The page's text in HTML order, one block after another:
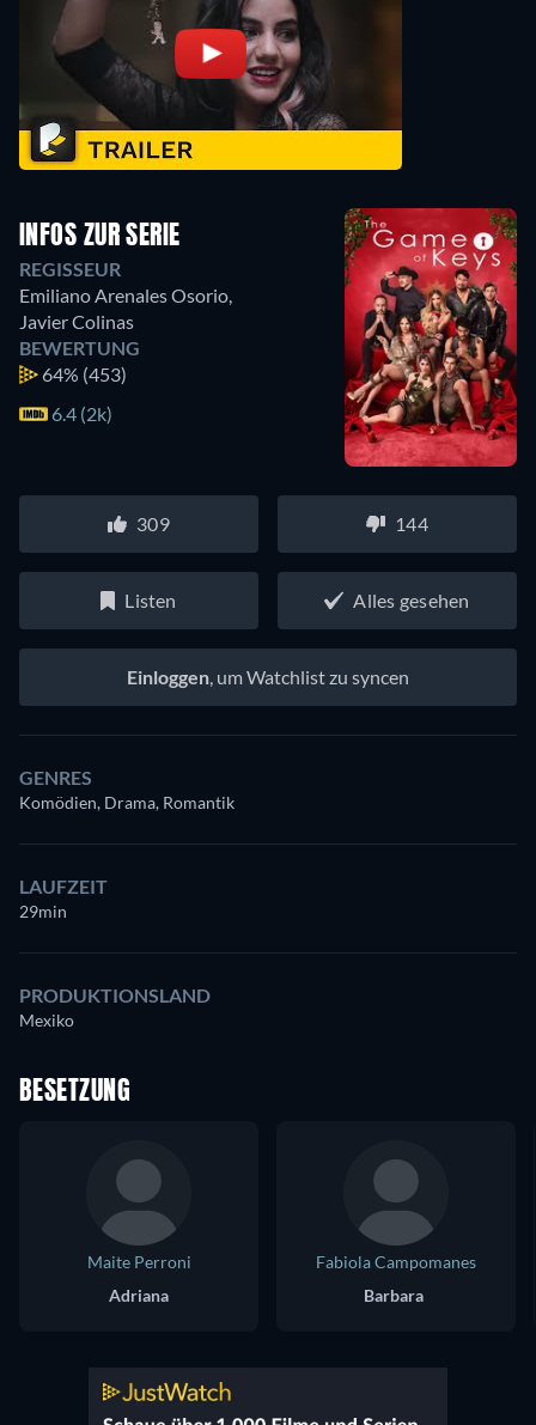
INFOS ZUR SERIE
REGISSEUR
Emiliano Arenales Osorio
Javier Colinas
BEWERTUNG
64% (453)
6.4 (2k)
309 144
Listen Alles gesehen
Einloggen , um Watchlist zu syncen
GENRES
Komödien, Drama, Romantik
LAUFZEIT
29min
PRODUKTIONSLAND
Mexiko
BESETZUNG
Maite Perroni
Adriana
Fabiola Campomanes
Barbara